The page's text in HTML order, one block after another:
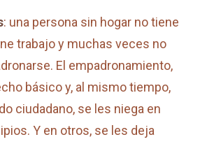
: una persona sin hogar no tiene
trabajo y muchas veces no
El empadronamiento,
básico y, al mismo tiempo,
ciudadano, se les niega en
Y en otros, se les deja